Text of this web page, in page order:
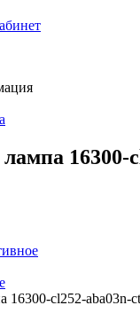
16300-
16300-cl252-aba03n-